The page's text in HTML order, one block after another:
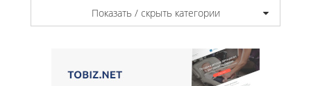
Показать / скрыть категории